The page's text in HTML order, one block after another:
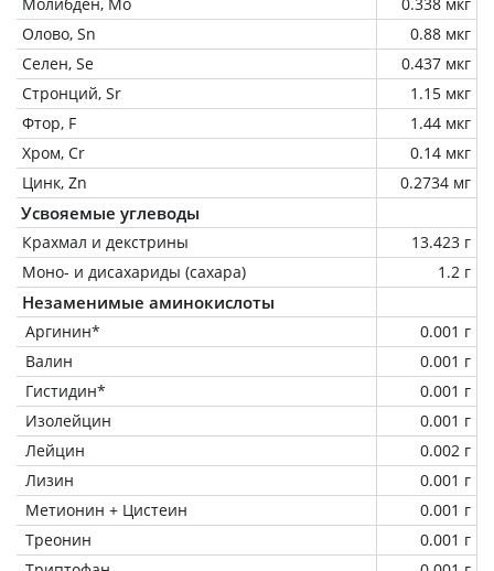
Олово, Sn
0.88 мкг
Селен, Se
0.437 мкг
Стронций, Sr
1.15 мкг
Фтор, F
1.44 мкг
Хром, Cr
0.14 мкг
Цинк, Zn
0.2734 мг
Усвояемые углеводы
Крахмал и декстрины
13.423 г
Моно- и дисахариды (сахара)
1.2 г
Незаменимые аминокислоты
Аргинин*
0.001 г
Валин
0.001 г
Гистидин*
0.001 г
Изолейцин
0.001 г
Лейцин
0.002 г
Лизин
0.001 г
Метионин + Цистеин
0.001 г
Треонин
0.001 г